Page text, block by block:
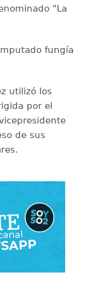
"La
fungía
utilizó los
por el
de sus